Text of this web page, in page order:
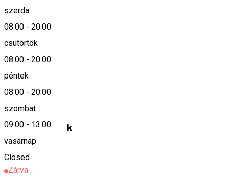
szerda
08:00 - 20:00
csütörtök
08:00 - 20:00
péntek
08:00 - 20:00
szombat
09:00 - 13:00
vasárnap
Closed
Leírás
Ecofarmacia 2
Hasonló helyek
Gyógyszertár
Zárva